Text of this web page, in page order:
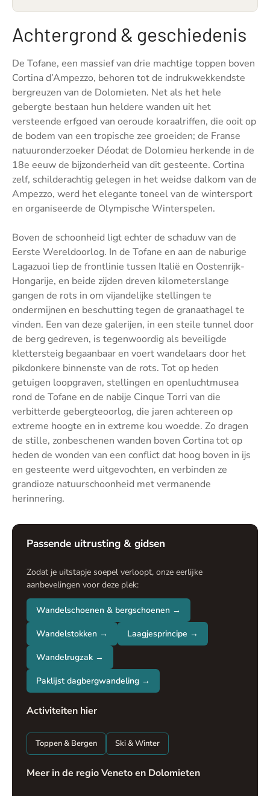
Achtergrond & geschiedenis
De Tofane, een massief van drie machtige toppen boven
Cortina d’Ampezzo, behoren tot de indrukwekkendste
bergreuzen van de Dolomieten. Net als het hele
gebergte bestaan hun heldere wanden uit het
versteende erfgoed van oeroude koraalriffen, die ooit op
de bodem van een tropische zee groeiden; de Franse
natuuronderzoeker Déodat de Dolomieu herkende in de
18e eeuw de bijzonderheid van dit gesteente. Cortina
zelf, schilderachtig gelegen in het weidse dalkom van de
Ampezzo, werd het elegante toneel van de wintersport
en organiseerde de Olympische Winterspelen.
Boven de schoonheid ligt echter de schaduw van de
Eerste Wereldoorlog. In de Tofane en aan de naburige
Lagazuoi liep de frontlinie tussen Italië en Oostenrijk-
Hongarije, en beide zijden dreven kilometerslange
gangen de rots in om vijandelijke stellingen te
ondermijnen en beschutting tegen de granaathagel te
vinden. Een van deze galerijen, in een steile tunnel door
de berg gedreven, is tegenwoordig als beveiligde
klettersteig begaanbaar en voert wandelaars door het
pikdonkere binnenste van de rots. Tot op heden
getuigen loopgraven, stellingen en openluchtmusea
rond de Tofane en de nabije Cinque Torri van die
verbitterde gebergteoorlog, die jaren achtereen op
extreme hoogte en in extreme kou woedde. Zo dragen
de stille, zonbeschenen wanden boven Cortina tot op
heden de wonden van een conflict dat hoog boven in ijs
en gesteente werd uitgevochten, en verbinden ze
grandioze natuurschoonheid met vermanende
herinnering.
Passende uitrusting & gidsen
Zodat je uitstapje soepel verloopt, onze eerlijke
aanbevelingen voor deze plek:
Wandelschoenen & bergschoenen →
Wandelstokken → Laagjesprincipe →
Wandelrugzak →
Paklijst dagbergwandeling →
Activiteiten hier
Toppen & Bergen Ski & Winter
Meer in de regio Veneto en Dolomieten